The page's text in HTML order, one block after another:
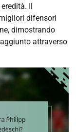
Il
difensori
dimostrando
attraverso